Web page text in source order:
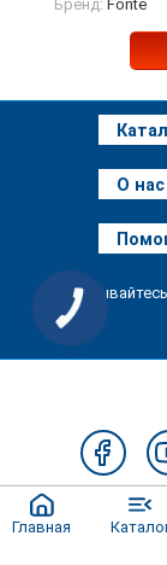
Бренд: Fonte
О нас
Главная
КНОПКА
ЗВ'ЯЗКУ